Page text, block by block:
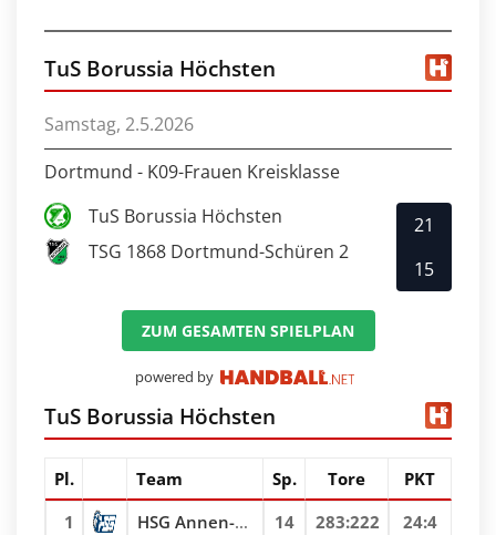
TuS Borussia Höchsten
Samstag, 2.5.2026
Dortmund - K09-Frauen Kreisklasse
TuS Borussia Höchsten
TSG 1868 Dortmund-Schüren 2
21
15
ZUM GESAMTEN SPIELPLAN
powered by
TuS Borussia Höchsten
Pl. Team Sp. Tore
PKT
1
HSG Annen-Rüdinghausen 2 14 283:222
24:4